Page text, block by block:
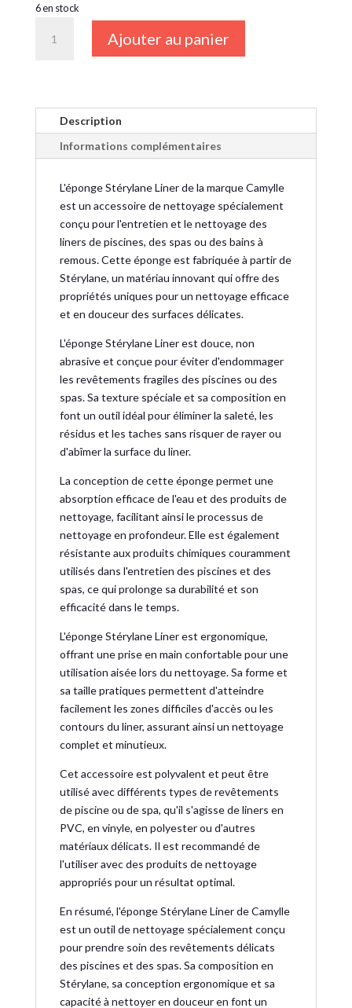
6 en stock
CAMYLLE
Ajouter au panier
Description
Informations complémentaires
L'éponge Stérylane Liner de la marque Camylle
est un accessoire de nettoyage spécialement
conçu pour l'entretien et le nettoyage des
liners de piscines, des spas ou des bains à
remous. Cette éponge est fabriquée à partir de
Stérylane, un matériau innovant qui offre des
propriétés uniques pour un nettoyage efficace
et en douceur des surfaces délicates.
L'éponge Stérylane Liner est douce, non
abrasive et conçue pour éviter d'endommager
les revêtements fragiles des piscines ou des
spas. Sa texture spéciale et sa composition en
font un outil idéal pour éliminer la saleté, les
résidus et les taches sans risquer de rayer ou
d'abîmer la surface du liner.
La conception de cette éponge permet une
absorption efficace de l'eau et des produits de
nettoyage, facilitant ainsi le processus de
nettoyage en profondeur. Elle est également
résistante aux produits chimiques couramment
utilisés dans l'entretien des piscines et des
spas, ce qui prolonge sa durabilité et son
efficacité dans le temps.
L'éponge Stérylane Liner est ergonomique,
offrant une prise en main confortable pour une
utilisation aisée lors du nettoyage. Sa forme et
sa taille pratiques permettent d'atteindre
facilement les zones difficiles d'accès ou les
contours du liner, assurant ainsi un nettoyage
complet et minutieux.
Cet accessoire est polyvalent et peut être
utilisé avec différents types de revêtements
de piscine ou de spa, qu'il s'agisse de liners en
PVC, en vinyle, en polyester ou d'autres
matériaux délicats. Il est recommandé de
l'utiliser avec des produits de nettoyage
appropriés pour un résultat optimal.
En résumé, l'éponge Stérylane Liner de Camylle
est un outil de nettoyage spécialement conçu
pour prendre soin des revêtements délicats
des piscines et des spas. Sa composition en
Stérylane, sa conception ergonomique et sa
capacité à nettoyer en douceur en font un